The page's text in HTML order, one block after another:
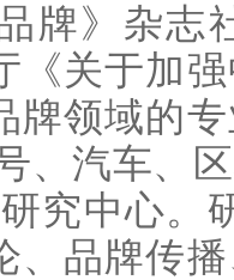
牌》杂志
《关于加
牌领域的
、汽车、
究中心。
、品牌传